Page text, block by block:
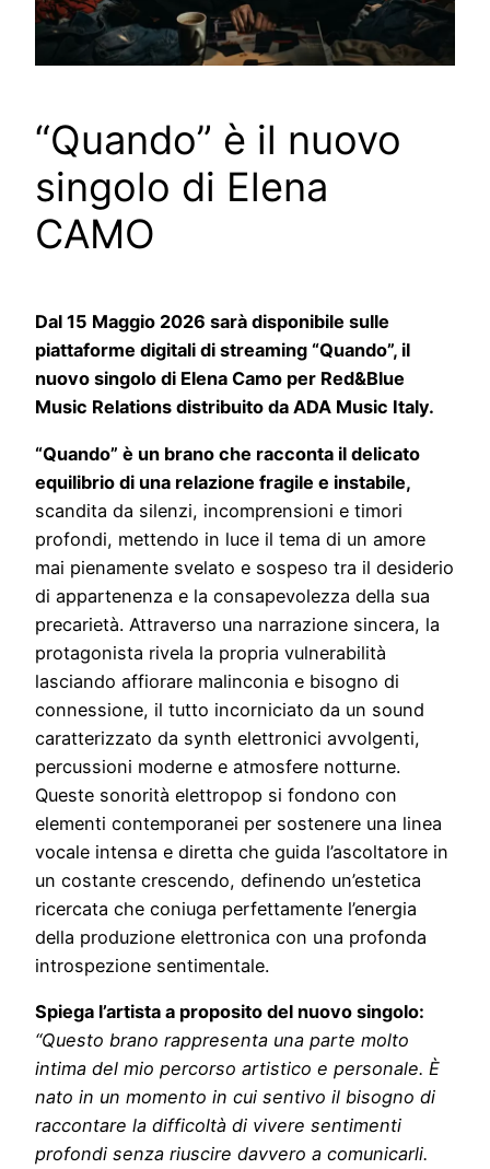
“Quando” è il nuovo
singolo di Elena
CAMO
Dal 15 Maggio 2026 sarà disponibile sulle
piattaforme digitali di streaming “Quando”, il
nuovo singolo di Elena Camo per Red&Blue
Music Relations distribuito da ADA Music Italy.
“Quando” è un brano che racconta il delicato
equilibrio di una relazione fragile e instabile,
scandita da silenzi, incomprensioni e timori
profondi, mettendo in luce il tema di un amore
mai pienamente svelato e sospeso tra il desiderio
di appartenenza e la consapevolezza della sua
precarietà. Attraverso una narrazione sincera, la
protagonista rivela la propria vulnerabilità
lasciando affiorare malinconia e bisogno di
connessione, il tutto incorniciato da un sound
caratterizzato da synth elettronici avvolgenti,
percussioni moderne e atmosfere notturne.
Queste sonorità elettropop si fondono con
elementi contemporanei per sostenere una linea
vocale intensa e diretta che guida l’ascoltatore in
un costante crescendo, definendo un’estetica
ricercata che coniuga perfettamente l’energia
della produzione elettronica con una profonda
introspezione sentimentale.
Spiega l’artista a proposito del nuovo singolo:
“Questo brano rappresenta una parte molto
intima del mio percorso artistico e personale. È
nato in un momento in cui sentivo il bisogno di
raccontare la difficoltà di vivere sentimenti
profondi senza riuscire davvero a comunicarli.